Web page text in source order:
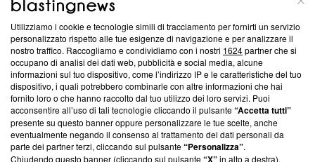
Questa sezione offre informazioni trasparenti su Blasting
News, sui nostri processi editoriali e su come ci impegniamo a
creare news di qualità. Inoltre, afferma la nostra aderenza a
‘Trust Project - News with Integrity’Blasting News non è
ancora membro del programma, ma ha richiesto di farne
parte; Trust Project non ha ancora effettuato una verifica di
conformità agli standard.
Su di noi
Utilizziamo i cookie e tecnologie simili di tracciamento per fornirti un servizio
personalizzato rispetto alle tue esigenze di navigazione e per analizzare il
nostro traffico. Raccogliamo e condividiamo con i nostri 1624partner che si
occupano di analisi dei dati web, pubblicità e social media, alcune
informazioni sul tuo dispositivo, come l’indirizzo IP e le caratteristiche del tuo
dispositivo, i quali potrebbero combinarle con altre informazioni che hai
fornito loro o che hanno raccolto dal tuo utilizzo dei loro servizi. Puoi
acconsentire all’uso di tali tecnologie cliccando il pulsante“Accetta tutti”
presente su questo banner oppure personalizzare le tue scelte, anche
eventualmente negando il consenso al trattamento dei dati personali da
parte dei partner terzi, cliccando sul pulsante“Personalizza”.
Chiudendo questo banner (cliccando sul pulsante“X”in alto a destra),